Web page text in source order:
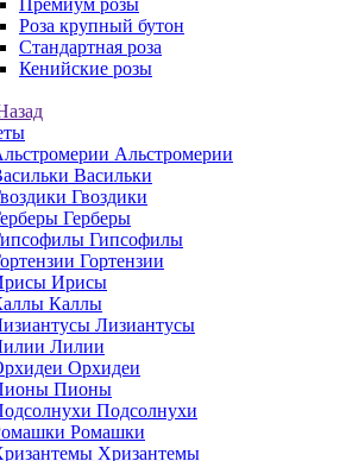
Премиум розы
Роза крупный бутон
Стандартная роза
Кенийские розы
Альстромерии
Васильки
Гвоздики
Герберы
Гипсофилы
Гортензии
Ирисы
Каллы
Лизиантусы
Лилии
Орхидеи
Пионы
Подсолнухи
Ромашки
Хризантемы